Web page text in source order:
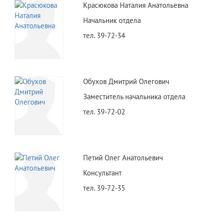
Красюкова Наталия Анатольевна
Начальник отдела
тел. 39-72-34
Обухов Дмитрий Олегович
Заместитель начальника отдела
тел. 39-72-02
Петий Олег Анатольевич
Консультант
тел. 39-72-35